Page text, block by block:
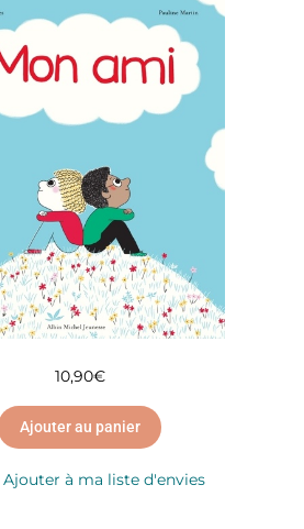
10,90€
Ajouter au panier
Ajouter à ma liste d'envies